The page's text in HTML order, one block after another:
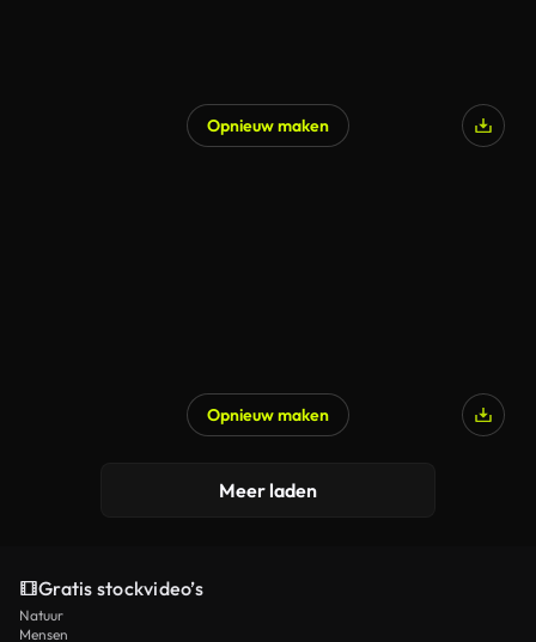
Opnieuw maken
Opnieuw maken
Meer laden
Gratis stockvideo’s
Natuur
Mensen